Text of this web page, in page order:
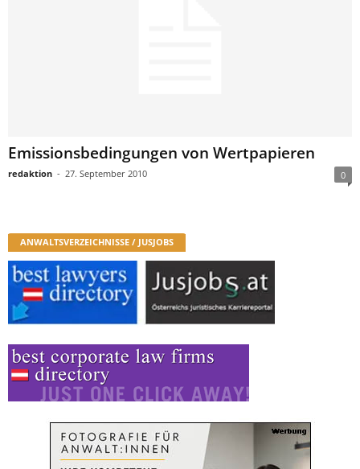
Emissionsbedingungen von Wertpapieren
redaktion - 27. September 2010 0
ANWALTSVERZEICHNISSE / JUSJOBS